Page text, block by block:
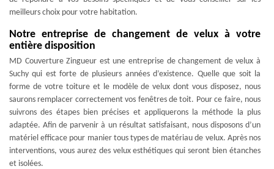
meilleurs choix pour votre habitation.
Notre entreprise de changement de velux à votre
entière disposition
MD Couverture Zingueur est une entreprise de changement de velux à
Suchy qui est forte de plusieurs années d’existence. Quelle que soit la
forme de votre toiture et le modèle de velux dont vous disposez, nous
saurons remplacer correctement vos fenêtres de toit. Pour ce faire, nous
suivrons des étapes bien précises et appliquerons la méthode la plus
adaptée. Afin de parvenir à un résultat satisfaisant, nous disposons d’un
matériel efficace pour manier tous types de matériau de velux. Après nos
interventions, vous aurez des velux esthétiques qui seront bien étanches
et isolées.